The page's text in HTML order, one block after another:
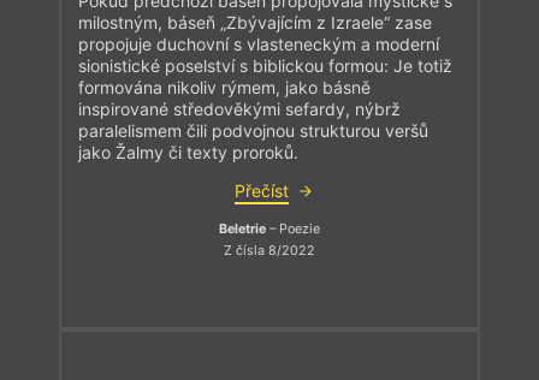
milostným, báseň „Zbývajícím z Izraele“ zase
propojuje duchovní s vlasteneckým a moderní
sionistické poselství s biblickou formou: Je totiž
formována nikoliv rýmem, jako básně
inspirované středověkými sefardy, nýbrž
paralelismem čili podvojnou strukturou veršů
jako Žalmy či texty proroků.
Přečíst
Beletrie – Poezie
Z čísla 8/2022